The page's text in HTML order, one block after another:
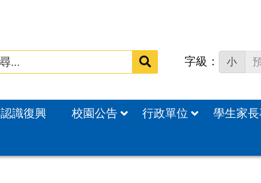
搜
字級： 小
認識復興 校園公告 行政單位 學生家